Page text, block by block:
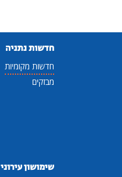
חדשות נתניה
חדשות מקומיות
מבזקים
שימושון עירוני